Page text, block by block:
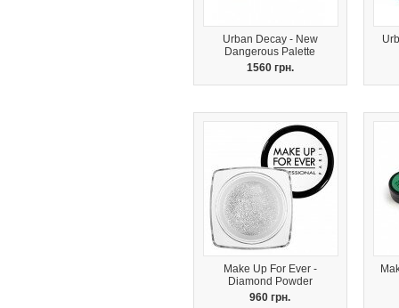
Urban Decay - New
Dangerous Palette
1560 грн.
Make Up For Ever -
Diamond Powder
960 грн.